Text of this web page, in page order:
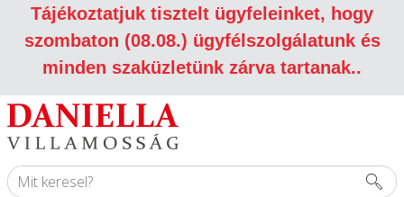
Tájékoztatjuk tisztelt ügyfeleinket, hogy
szombaton (08.08.) ügyfélszolgálatunk és
minden szaküzletünk zárva tartanak..